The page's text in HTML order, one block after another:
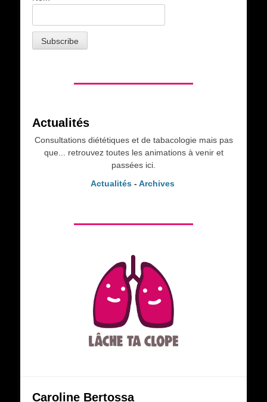
Actualités
Consultations diététiques et de tabacologie mais pas
que... retrouvez toutes les animations à venir et
passées ici.
Actualités- Archives
Caroline Bertossa